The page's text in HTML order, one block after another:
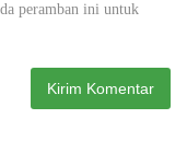
peramban ini untuk